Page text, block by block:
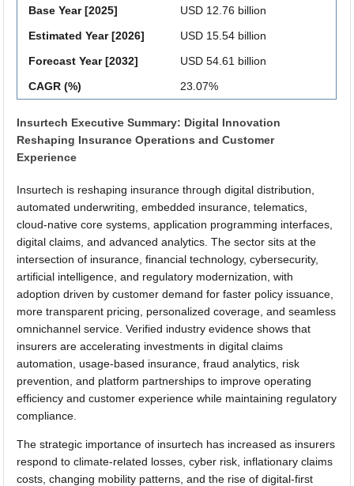
Base Year [2025]
USD 12.76 billion
Estimated Year [2026]
USD 15.54 billion
Forecast Year [2032]
USD 54.61 billion
CAGR (%)
23.07%
Insurtech Executive Summary: Digital Innovation
Reshaping Insurance Operations and Customer
Experience
Insurtech is reshaping insurance through digital distribution,
automated underwriting, embedded insurance, telematics,
cloud-native core systems, application programming interfaces,
digital claims, and advanced analytics. The sector sits at the
intersection of insurance, financial technology, cybersecurity,
artificial intelligence, and regulatory modernization, with
adoption driven by customer demand for faster policy issuance,
more transparent pricing, personalized coverage, and seamless
omnichannel service. Verified industry evidence shows that
insurers are accelerating investments in digital claims
automation, usage-based insurance, fraud analytics, risk
prevention, and platform partnerships to improve operating
efficiency and customer experience while maintaining regulatory
compliance.
The strategic importance of insurtech has increased as insurers
respond to climate-related losses, cyber risk, inflationary claims
costs, changing mobility patterns, and the rise of digital-first